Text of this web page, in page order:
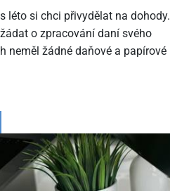
léto si chci přivydělat na dohody.
o zpracování daní svého
neměl žádné daňové a papírové